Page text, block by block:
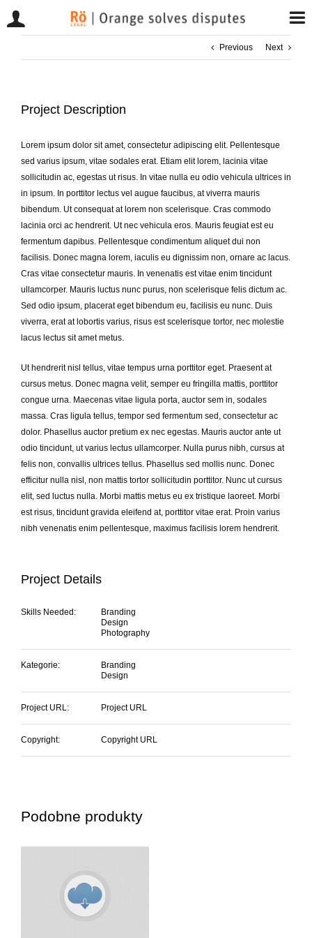
Previous Next
Project Description
Lorem ipsum dolor sit amet, consectetur adipiscing elit. Pellentesque
sed varius ipsum, vitae sodales erat. Etiam elit lorem, lacinia vitae
sollicitudin ac, egestas ut risus. In vitae nulla eu odio vehicula ultrices in
in ipsum. In porttitor lectus vel augue faucibus, at viverra mauris
bibendum. Ut consequat at lorem non scelerisque. Cras commodo
lacinia orci ac hendrerit. Ut nec vehicula eros. Mauris feugiat est eu
fermentum dapibus. Pellentesque condimentum aliquet dui non
facilisis. Donec magna lorem, iaculis eu dignissim non, ornare ac lacus.
Cras vitae consectetur mauris. In venenatis est vitae enim tincidunt
ullamcorper. Mauris luctus nunc purus, non scelerisque felis dictum ac.
Sed odio ipsum, placerat eget bibendum eu, facilisis eu nunc. Duis
viverra, erat at lobortis varius, risus est scelerisque tortor, nec molestie
lacus lectus sit amet metus.
Ut hendrerit nisl tellus, vitae tempus urna porttitor eget. Praesent at
cursus metus. Donec magna velit, semper eu fringilla mattis, porttitor
congue urna. Maecenas vitae ligula porta, auctor sem in, sodales
massa. Cras ligula tellus, tempor sed fermentum sed, consectetur ac
dolor. Phasellus auctor pretium ex nec egestas. Mauris auctor ante ut
odio tincidunt, ut varius lectus ullamcorper. Nulla purus nibh, cursus at
felis non, convallis ultrices tellus. Phasellus sed mollis nunc. Donec
efficitur nulla nisl, non mattis tortor sollicitudin porttitor. Nunc ut cursus
elit, sed luctus nulla. Morbi mattis metus eu ex tristique laoreet. Morbi
est risus, tincidunt gravida eleifend at, porttitor vitae erat. Proin varius
nibh venenatis enim pellentesque, maximus facilisis lorem hendrerit.
Project Details
Skills Needed:
Branding
Design
Photography
Kategorie:
Branding
Design
Project URL: Project URL
Copyright: Copyright URL
Podobne produkty